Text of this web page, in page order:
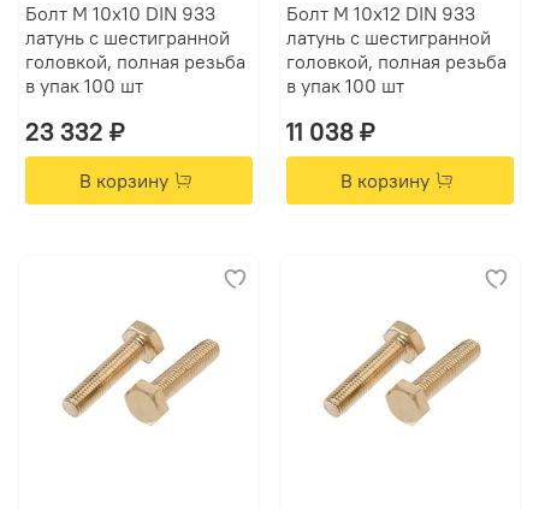
Болт М 10х10 DIN 933
латунь с шестигранной
головкой, полная резьба
в упак 100 шт
23 332 ₽
В корзину
Болт М 10х12 DIN 933
латунь с шестигранной
головкой, полная резьба
в упак 100 шт
11 038 ₽
В корзину